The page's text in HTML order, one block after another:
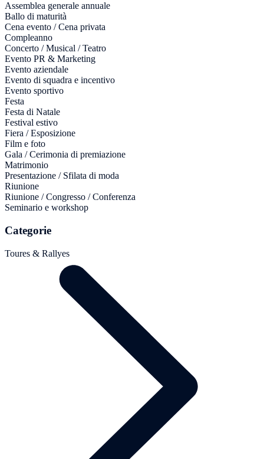
Assemblea generale annuale
Ballo di maturità
Cena evento / Cena privata
Compleanno
Concerto / Musical / Teatro
Evento PR & Marketing
Evento aziendale
Evento di squadra e incentivo
Evento sportivo
Festa
Festa di Natale
Festival estivo
Fiera / Esposizione
Film e foto
Gala / Cerimonia di premiazione
Matrimonio
Presentazione / Sfilata di moda
Riunione
Riunione / Congresso / Conferenza
Seminario e workshop
Categorie
Toures & Rallyes